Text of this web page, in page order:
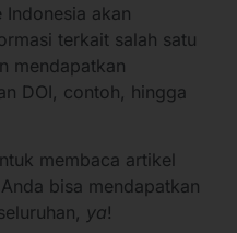
Indonesia akan
terkait salah satu
mendapatkan
DOI, contoh, hingga
membaca artikel
bisa mendapatkan
ya!